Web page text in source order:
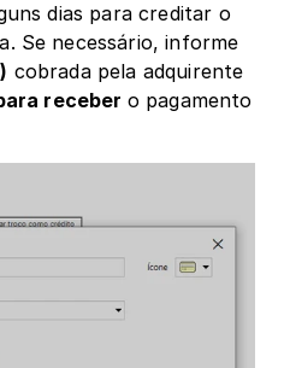
dias para creditar o
Se necessário, informe
cobrada pela adquirente
receber o pagamento